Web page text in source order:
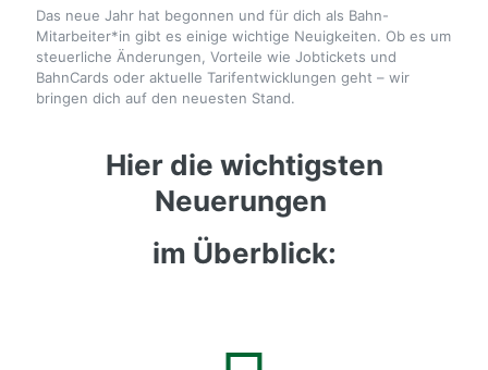
Das neue Jahr hat begonnen und für dich als Bahn-
Mitarbeiter*in gibt es einige wichtige Neuigkeiten. Ob es um
steuerliche Änderungen, Vorteile wie Jobtickets und
BahnCards oder aktuelle Tarifentwicklungen geht – wir
bringen dich auf den neuesten Stand.
Hier die wichtigsten
Neuerungen
im Überblick: